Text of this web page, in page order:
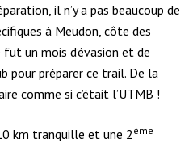
il n’y a pas beaucoup de
à Meudon, côte des
un mois d’évasion et de
pour préparer ce trail. De la
comme si c’était l’UTMB !
km tranquille et une 2 ème